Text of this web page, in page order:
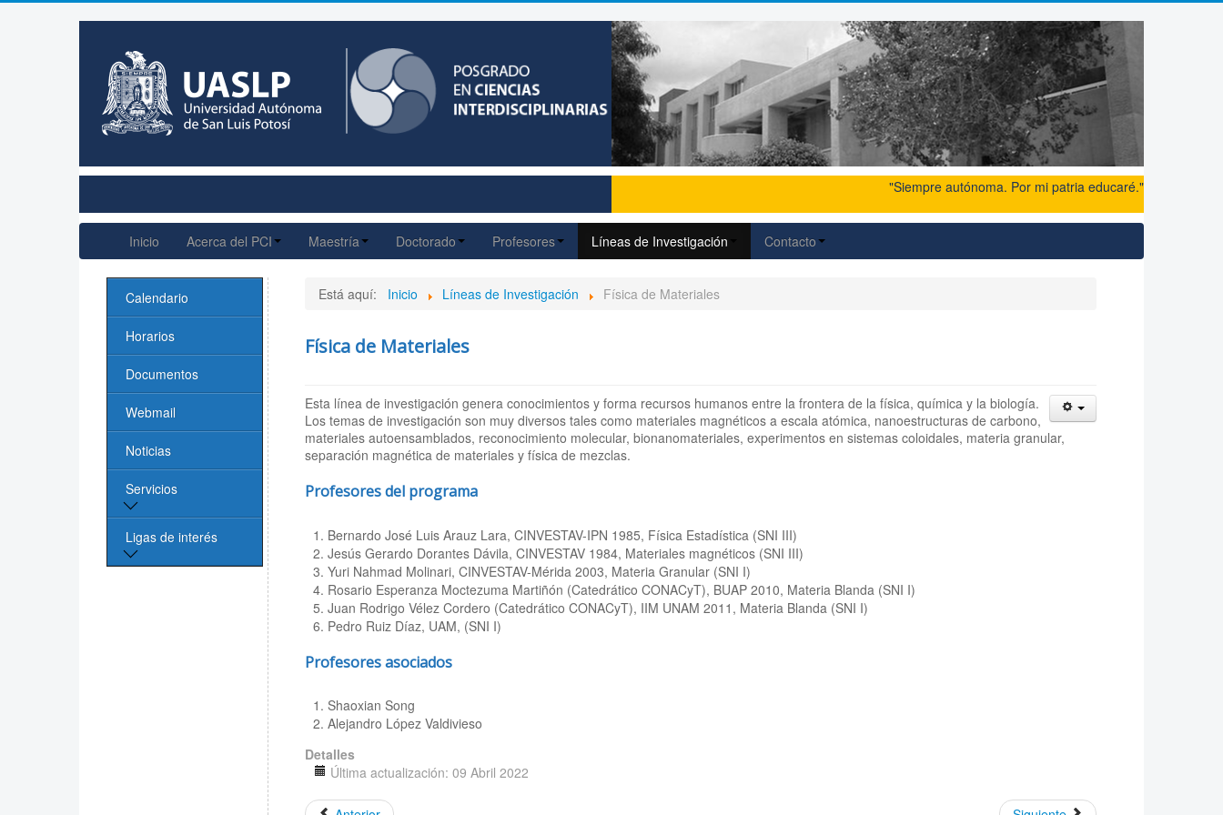
"Siempre autónoma. Por mi patria educaré."
Inicio Acerca del PCI Maestría Doctorado Profesores Líneas de Investigación Contacto
Calendario
Horarios
Documentos
Webmail
Noticias
Servicios
Biblioteca
Ligas de interés
Está aquí: Inicio Líneas de Investigación Física de Materiales
Física de Materiales
Esta línea de investigación genera conocimientos y forma recursos humanos entre la frontera de la física, química y la biología.
Los temas de investigación son muy diversos tales como materiales magnéticos a escala atómica, nanoestructuras de carbono,
materiales autoensamblados, reconocimiento molecular, bionanomateriales, experimentos en sistemas coloidales, materia granular,
separación magnética de materiales y física de mezclas.
Profesores del programa
Bernardo José Luis Arauz Lara, CINVESTAV-IPN 1985, Física Estadística (SNI III)
Jesús Gerardo Dorantes Dávila, CINVESTAV 1984, Materiales magnéticos (SNI III)
Yuri Nahmad Molinari, CINVESTAV-Mérida 2003, Materia Granular (SNI I)
Rosario Esperanza Moctezuma Martiñón (Catedrático CONACyT), BUAP 2010, Materia Blanda (SNI I)
Juan Rodrigo Vélez Cordero (Catedrático CONACyT), IIM UNAM 2011, Materia Blanda (SNI I)
Pedro Ruiz Díaz, UAM, (SNI I)
Profesores asociados
Shaoxian Song
Alejandro López Valdivieso
Detalles
Última actualización: 09 Abril 2022